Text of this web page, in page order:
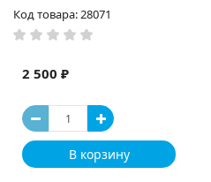
Код товара: 28071
2 500 ₽
В корзину